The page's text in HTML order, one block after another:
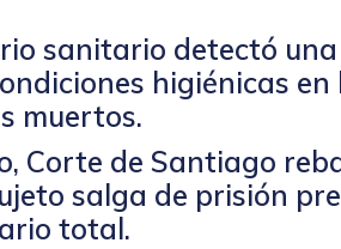
sanitario detectó
higiénicas
muertos.
Corte de Santiago
salga de prisión
total.